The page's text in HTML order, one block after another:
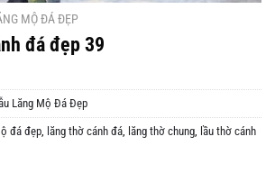
MỘ ĐÁ ĐẸP
đá đẹp 39
Lăng Mộ Đá Đẹp
đá đẹp, lăng thờ cánh đá, lăng thờ chung, lầu thờ cánh